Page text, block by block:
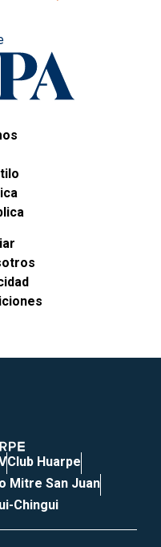
Club Huarpe
Mitre San Juan
Chingui